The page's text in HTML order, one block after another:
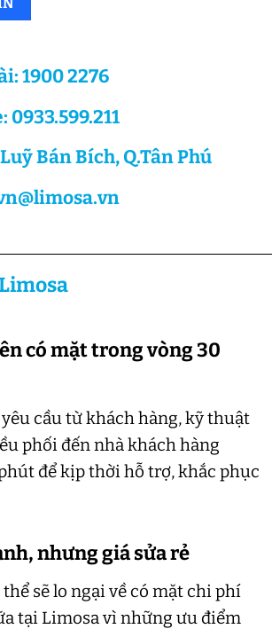
1900 2276
Bán Bích, Q.Tân Phú
có mặt trong vòng 30
cầu từ khách hàng, kỹ thuật
phối đến nhà khách hàng
để kịp thời hỗ trợ, khắc phục
nhưng giá sửa rẻ
sẽ lo ngại về có mặt chi phí
tại Limosa vì những ưu điểm